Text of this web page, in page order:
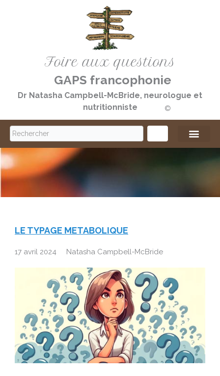
Foire aux questions
GAPS francophonie
Dr Natasha Campbell-McBride, neurologue et
nutritionniste
©️
S
e
a
c
LE TYPAGE METABOLIQUE
17 avril 2024 Natasha Campbell-McBride